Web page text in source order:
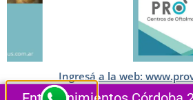
Ingresá a la web: